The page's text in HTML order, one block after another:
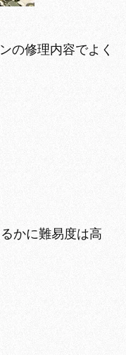
の修理内容でよく
かに難易度は高